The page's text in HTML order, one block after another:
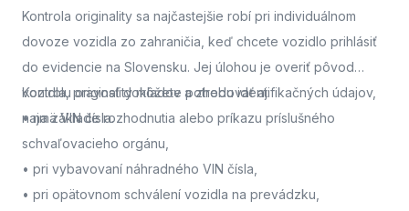
Kontrola originality sa najčastejšie robí pri individuálnom
dovoze vozidla zo zahraničia, keď chcete vozidlo prihlásiť
do evidencie na Slovensku. Jej úlohou je overiť pôvod
vozidla, pravosť dokladov a zhodu identifikačných údajov,
najmä VIN čísla.
Kontrolu originality môžete potrebovať aj:
• na základe rozhodnutia alebo príkazu príslušného
schvaľovacieho orgánu,
• pri vybavovaní náhradného VIN čísla,
• pri opätovnom schválení vozidla na prevádzku,